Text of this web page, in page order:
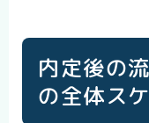
内定後の
の全体ス